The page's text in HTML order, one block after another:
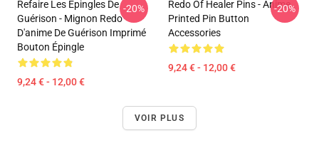
Refaire Les Épingles De
Guérison - Mignon Redo
D'anime De Guérison Imprimé
Bouton Épingle
9,24 € - 12,00 €
-20%
Redo Of Healer Pins - Anime
Printed Pin Button
Accessories
9,24 € - 12,00 €
-20%
VOIR PLUS